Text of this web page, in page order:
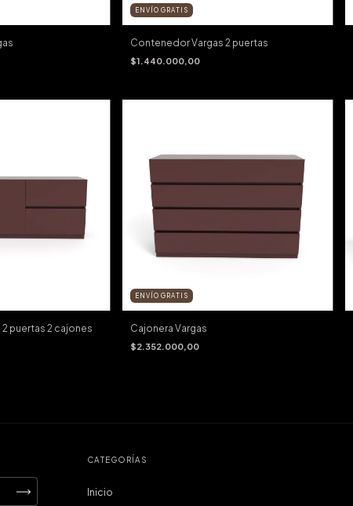
ENVÍO GRATIS
Contenedor Vargas 2 puertas
$1.440.000,00
puertas 2 cajones
ENVÍO GRATIS
Cajonera Vargas
$2.352.000,00
CATEGORÍAS
Inicio